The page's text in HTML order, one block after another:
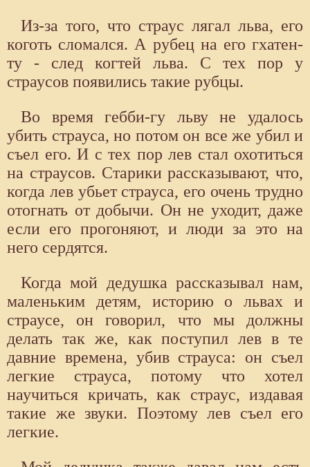
Из-за того, что страус лягал льва, его
коготь сломался. А рубец на его гхатен-
ту - след когтей льва. С тех пор у
страусов появились такие рубцы.
Во время гебби-гу льву не удалось
убить страуса, но потом он все же убил и
съел его. И с тех пор лев стал охотиться
на страусов. Старики рассказывают, что,
когда лев убьет страуса, его очень трудно
отогнать от добычи. Он не уходит, даже
если его прогоняют, и люди за это на
него сердятся.
Когда мой дедушка рассказывал нам,
маленьким детям, историю о львах и
страусе, он говорил, что мы должны
делать так же, как поступил лев в те
давние времена, убив страуса: он съел
легкие страуса, потому что хотел
научиться кричать, как страус, издавая
такие же звуки. Поэтому лев съел его
легкие.